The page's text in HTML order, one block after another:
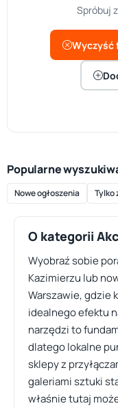
Spróbuj
Wyczyść
Popularne
Nowe ogłoszenia Tylko
O kategorii
Wyobraź sobie
Kazimierzu lub
Warszawie, gdzie
idealnego efektu
narzędzi to
dlatego lokalne
sklepy z
galeriami sztuki
właśnie tutaj